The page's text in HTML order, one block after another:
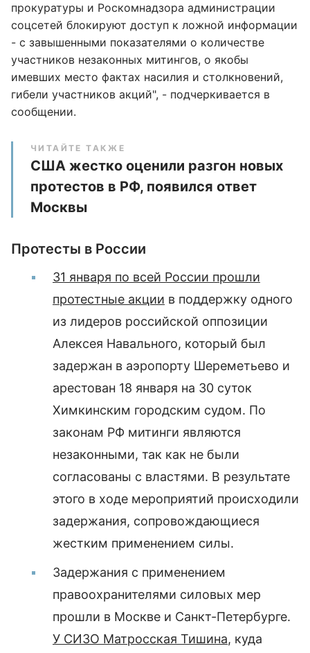
прокуратуры и Роскомнадзора администрации
соцсетей блокируют доступ к ложной информации
- с завышенными показателями о количестве
участников незаконных митингов, о якобы
имевших место фактах насилия и столкновений,
гибели участников акций", - подчеркивается в
сообщении.
ЧИТАЙТЕ ТАКЖЕ
США жестко оценили разгон новых
протестов в РФ, появился ответ
Москвы
Протесты в России
31 января по всей России прошли
протестные акции в поддержку одного
из лидеров российской оппозиции
Алексея Навального, который был
задержан в аэропорту Шереметьево и
арестован 18 января на 30 суток
Химкинским городским судом. По
законам РФ митинги являются
незаконными, так как не были
согласованы с властями. В результате
этого в ходе мероприятий происходили
задержания, сопровождающиеся
жестким применением силы.
Задержания с применением
правоохранителями силовых мер
прошли в Москве и Санкт-Петербурге.
У СИЗО Матросская Тишина, куда